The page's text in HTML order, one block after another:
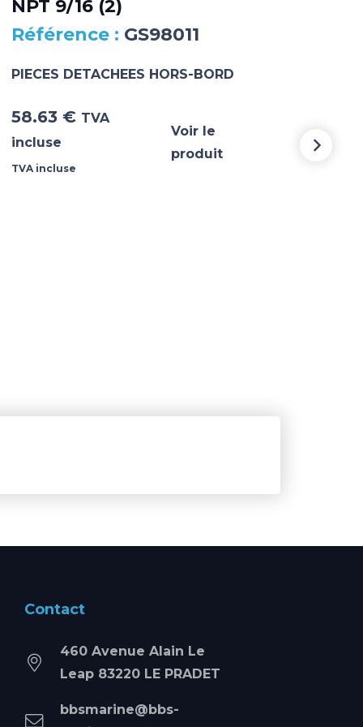
NPT 9/16 (2)
GS98011
PIECES DETACHEES HORS-BORD
58.63 € TVA
incluse
TVA incluse
Voir le
produit
Contact
460 Avenue Alain Le
Leap 83220 LE PRADET
bbsmarine@bbs-